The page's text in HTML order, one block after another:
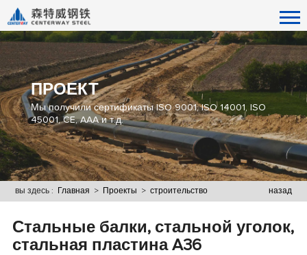
ПРОЕКТ
Мы получили сертификаты ISO 9001, ISO 14001, ISO
45001, CE, AAA и т.д.
назад
вы здесь : Главная > Проекты >строительство
Стальные балки, стальной уголок,
стальная пластина A36